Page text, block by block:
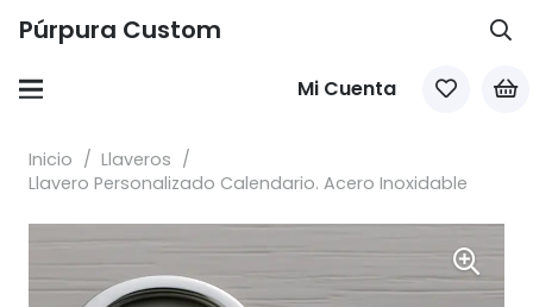
Púrpura Custom
Mi Cuenta
Inicio / Llaveros /
Llavero Personalizado Calendario. Acero Inoxidable